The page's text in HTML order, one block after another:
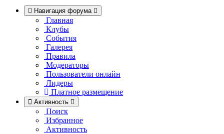
Навигация форума
Главная
Клубы
События
Галерея
Правила
Модераторы
Пользователи онлайн
Лидеры
Платное размещение
Активность
Поиск
Избранное
Активность